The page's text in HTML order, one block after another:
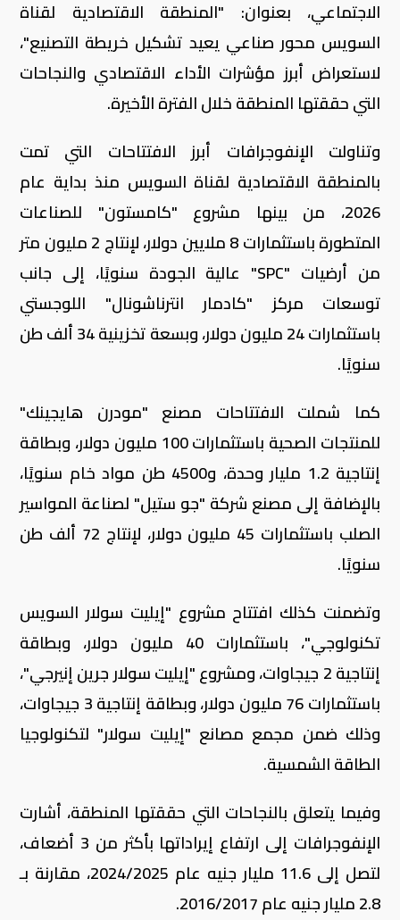
الاجتماعي، بعنوان: "المنطقة الاقتصادية لقناة
السويس محور صناعي يعيد تشكيل خريطة التصنيع"،
لاستعراض أبرز مؤشرات الأداء الاقتصادي والنجاحات
التي حققتها المنطقة خلال الفترة الأخيرة.
وتناولت الإنفوجرافات أبرز الافتتاحات التي تمت
بالمنطقة الاقتصادية لقناة السويس منذ بداية عام
2026، من بينها مشروع "كامستون" للصناعات
المتطورة باستثمارات 8 ملايين دولار، لإنتاج 2 مليون متر
من أرضيات "SPC" عالية الجودة سنويًا، إلى جانب
توسعات مركز "كادمار انترناشونال" اللوجستي
باستثمارات 24 مليون دولار، وبسعة تخزينية 34 ألف طن
سنويًا.
كما شملت الافتتاحات مصنع "مودرن هايجينك"
للمنتجات الصحية باستثمارات 100 مليون دولار، وبطاقة
إنتاجية 1.2 مليار وحدة، و4500 طن مواد خام سنويًا،
بالإضافة إلى مصنع شركة "جو ستيل" لصناعة المواسير
الصلب باستثمارات 45 مليون دولار، لإنتاج 72 ألف طن
سنويًا.
وتضمنت كذلك افتتاح مشروع "إيليت سولار السويس
تكنولوجي"، باستثمارات 40 مليون دولار، وبطاقة
إنتاجية 2 جيجاوات، ومشروع "إيليت سولار جرين إنيرجي"،
باستثمارات 76 مليون دولار، وبطاقة إنتاجية 3 جيجاوات،
وذلك ضمن مجمع مصانع "إيليت سولار" لتكنولوجيا
الطاقة الشمسية.
وفيما يتعلق بالنجاحات التي حققتها المنطقة، أشارت
الإنفوجرافات إلى ارتفاع إيراداتها بأكثر من 3 أضعاف،
لتصل إلى 11.6 مليار جنيه عام 2024/2025، مقارنة بـ
2.8 مليار جنيه عام 2016/2017.